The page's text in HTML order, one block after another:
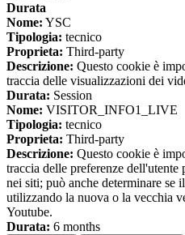
Durata
Nome: YSC
Tipologia: tecnico
Proprieta: Third-party
Descrizione: Questo cookie è
traccia delle visualizzazioni dei
Durata: Session
Nome: VISITOR_INFO1_LIVE
Tipologia: tecnico
Proprieta: Third-party
Descrizione: Questo cookie è
traccia delle preferenze
nei siti; può anche determinare se
utilizzando la nuova o la vecchia
Youtube.
Durata: 6 months